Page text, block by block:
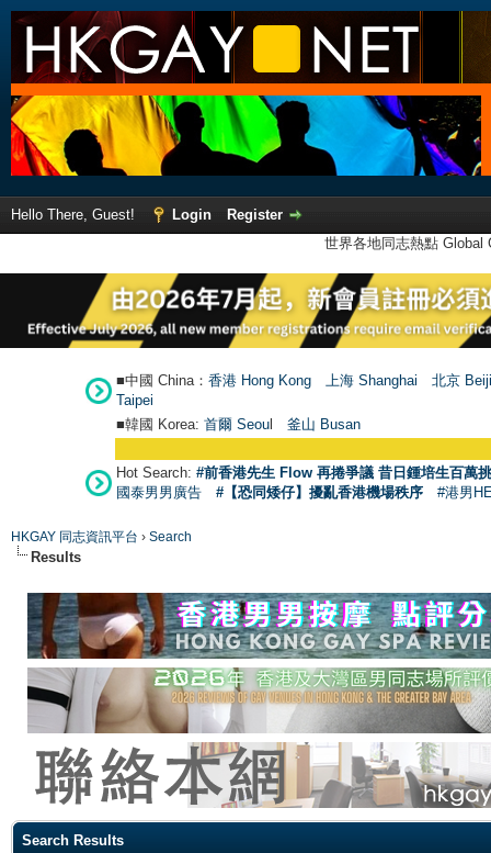
Hello There, Guest! Login
Register
世界各地同志熱點
■中國 China： 香港 Hong Kong 上海 Shanghai
北京
Taipei
■韓國 Korea: 首爾 Seoul 釜山 Busan
Hot Search: #前香港先生 Flow 再捲爭議 昔日鍾培生百萬
國泰男男廣告
#【恐同矮仔】擾亂香港機場秩序 #港男
HKGAY 同志資訊平台 › Search
Results
Search Results